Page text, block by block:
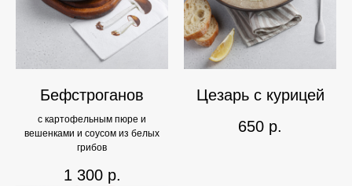
Бефстроганов
с картофельным пюре и
вешенками и соусом из белых
грибов
1 300 р.
Цезарь с курицей
650 р.